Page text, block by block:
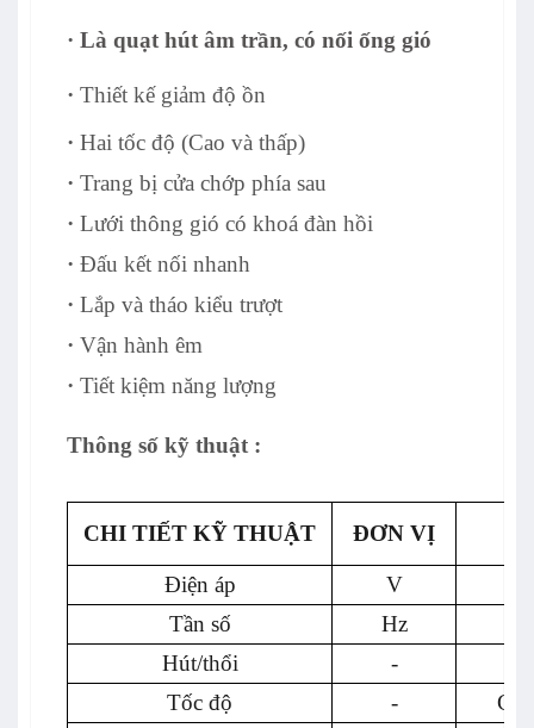
· Là quạt hút âm trần, có nối ống gió
· Thiết kế giảm độ ồn
· Hai tốc độ (Cao và thấp)
· Trang bị cửa chớp phía sau
· Lưới thông gió có khoá đàn hồi
· Đấu kết nối nhanh
· Lắp và tháo kiểu trượt
· Vận hành êm
· Tiết kiệm năng lượng
Thông số kỹ thuật :
CHI TIẾT KỸ THUẬT ĐƠN VỊ
Điện áp
V
Tần số
Hz
Hút/thổi
-
Tốc độ
-
Cao